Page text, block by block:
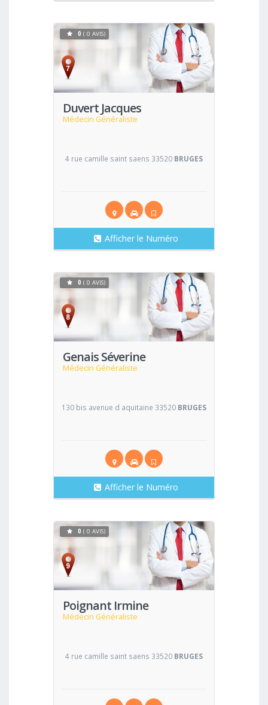
Duvert Jacques
Médecin Généraliste
Voir
0 ( 0 AVIS)
4 rue camille saint saens 33520 BRUGES
Afficher le Numéro
Genais Séverine
Médecin Généraliste
Voir
0 ( 0 AVIS)
130 bis avenue d aquitaine 33520 BRUGES
Afficher le Numéro
Poignant Irmine
Médecin Généraliste
Voir
0 ( 0 AVIS)
4 rue camille saint saens 33520 BRUGES